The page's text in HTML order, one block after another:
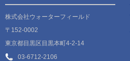
株式会社ウォーターフィールド
〒152-0002
東京都目黒区目黒本町4-2-14
03-6712-2106